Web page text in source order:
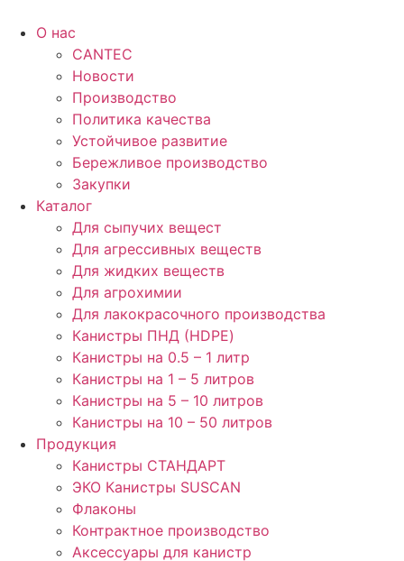
содержимому
О нас
CANTEC
Новости
Производство
Политика качества
Устойчивое развитие
Бережливое производство
Закупки
Каталог
Для сыпучих вещест
Для агрессивных веществ
Для жидких веществ
Для агрохимии
Для лакокрасочного производства
Канистры ПНД (HDPE)
Канистры на 0.5 – 1 литр
Канистры на 1 – 5 литров
Канистры на 5 – 10 литров
Канистры на 10 – 50 литров
Продукция
Канистры СТАНДАРТ
ЭКО Канистры SUSCAN
Флаконы
Контрактное производство
Аксессуары для канистр